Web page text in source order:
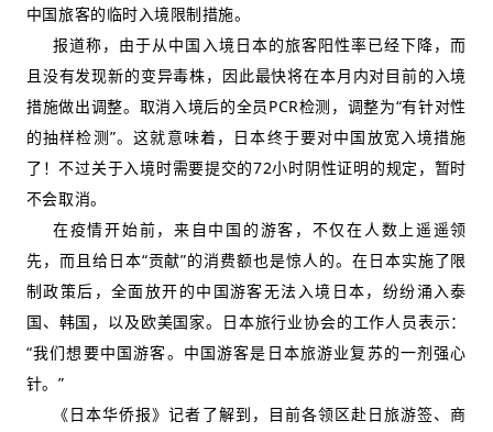
中国旅客的临时入境限制措施。
报道称，由于从中国入境日本的旅客阳性率已经下降，而
且没有发现新的变异毒株，因此最快将在本月内对目前的入境
措施做出调整。取消入境后的全员PCR检测，调整为“有针对性
的抽样检测”。这就意味着，日本终于要对中国放宽入境措施
了！不过关于入境时需要提交的72小时阴性证明的规定，暂时
不会取消。
在疫情开始前，来自中国的游客，不仅在人数上遥遥领
先，而且给日本“贡献”的消费额也是惊人的。在日本实施了限
制政策后，全面放开的中国游客无法入境日本，纷纷涌入泰
国、韩国，以及欧美国家。日本旅行业协会的工作人员表示：
“我们想要中国游客。中国游客是日本旅游业复苏的一剂强心
针。”
《日本华侨报》记者了解到，目前各领区赴日旅游签、商